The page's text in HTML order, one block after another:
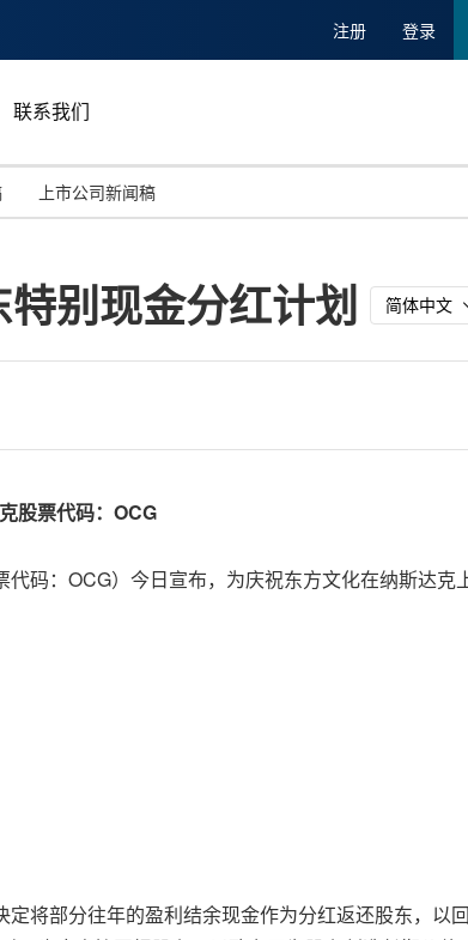
注册 登录
联系我们
投资并购
碳
能源化工与环保
娱
马来西亚
新
上市公司新闻稿
别现金分红计划 简体中文
股票代码： OCG
码：OCG）今日宣布，为庆祝东方文化在纳斯达克
将部分往年的盈利结余现金作为分红返还股东，以